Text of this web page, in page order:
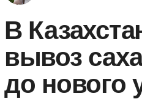
В
вывоз
до нового